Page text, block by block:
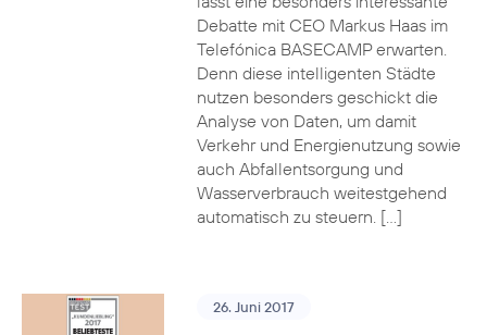
Debatte mit CEO Markus Haas im
Telefónica BASECAMP erwarten.
Denn diese intelligenten Städte
nutzen besonders geschickt die
Analyse von Daten, um damit
Verkehr und Energienutzung sowie
auch Abfallentsorgung und
Wasserverbrauch weitestgehend
automatisch zu steuern. […]
26. Juni 2017